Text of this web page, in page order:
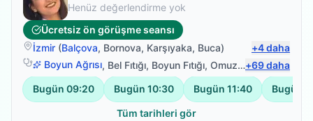
Henüz değerlendirme yok
Ücretsiz ön görüşme seansı
İzmir (Balçova, Bornova, Karşıyaka, Buca) +4daha
Boyun Ağrısı, Bel Fıtığı, Boyun Fıtığı, Omuz Bağ Yaralanması +69daha
Bugün 09:20 Bugün 10:30 Bugün 11:40 Bugün
Tüm tarihleri gör